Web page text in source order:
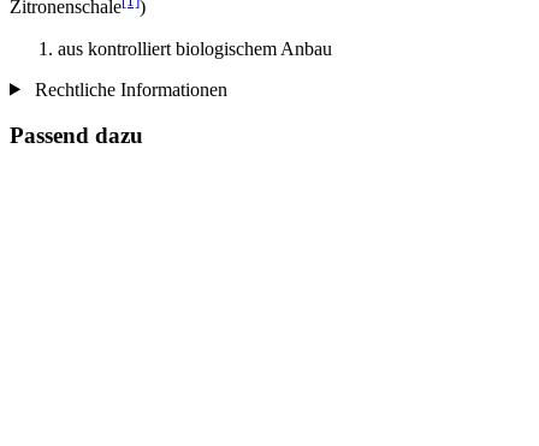
Zitronenschale
)
aus kontrolliert biologischem Anbau
Rechtliche Informationen
Passend dazu